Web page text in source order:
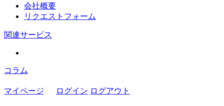
会社概要
リクエストフォーム
関連サービス
コラム
マイページ ログイン ログアウト